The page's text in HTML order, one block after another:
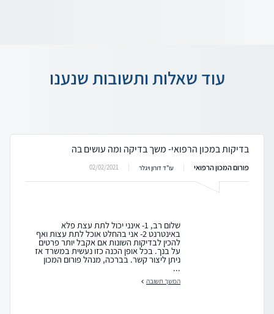
עוד שאלות ותשובות שנענו
בדיקות במכון הרפואי- משך בדיקה ומה עושים בה
פורום המכון הרפואי עו"ד דורון ויגלר 02/02/2021
שלום רב, 1- אינני יכול לתת עצת פלא
באינטרנט 2- אני בהחלט אוכל לתת עצות ואף
להכין לבדיקות השונות אם אקבל יותר פרטים
על בנך. בכל אופן הכנה כזו נעשית במשרד אז
ניתן ליצור קשר. בברכה, מנהל פורום המכון
...
המשך תשובה